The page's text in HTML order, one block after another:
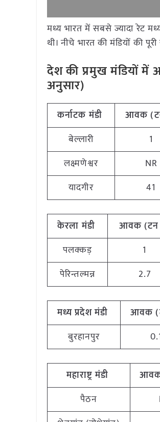
मध्य भारत में सबसे ज्यादा रेट
थी। नीचे भारत की मंडियों की
देश की प्रमुख मंडियों
अनुसार)
कर्नाटक मंडी आवक
बेल्लारी
1
लक्ष्मणेश्वर
NR
यादगीर
41
केरला मंडी आवक (टन
पलक्कड़
1
पेरिन्तल्मन्न
2.7
मध्य प्रदेश मंडी आवक
बुरहानपुर
महाराष्ट्र मंडी
पैठन